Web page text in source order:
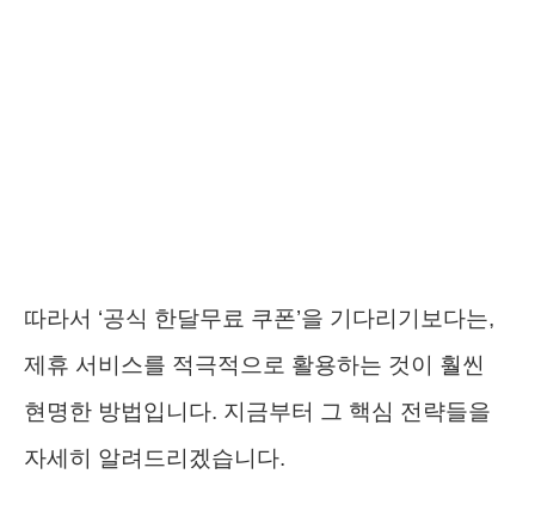
따라서 ‘공식 한달무료 쿠폰’을 기다리기보다는,
제휴 서비스를 적극적으로 활용하는 것이 훨씬
현명한 방법입니다. 지금부터 그 핵심 전략들을
자세히 알려드리겠습니다.